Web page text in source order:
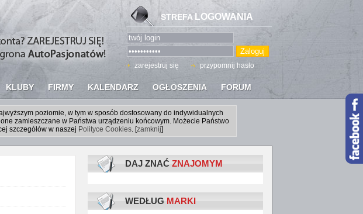
KLUBY FIRMY KALENDARZ OGŁOSZENIA FORUM
STREFA LOGOWANIA
zarejestruj się przypomnij hasło
poziomie, w tym w sposób dostosowany do indywidualnych
zamieszczane w Państwa urządzeniu końcowym. Możecie Państwo
szczegółów w naszej Polityce Cookies. [zamknij]
DAJ ZNAĆ ZNAJOMYM
WEDŁUG MARKI